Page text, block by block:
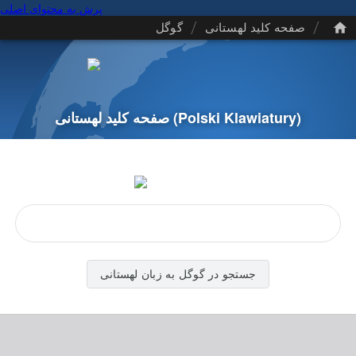
پرش به محتوای اصلی
/ صفحه کلید لهستانی / گوگل
صفحه کلید لهستانی(Polski Klawiatury)
جستجو در گوگل به زبان لهستانی